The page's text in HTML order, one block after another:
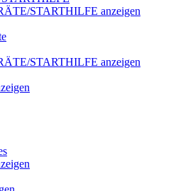
STARTHILFE anzeigen
STARTHILFE anzeigen